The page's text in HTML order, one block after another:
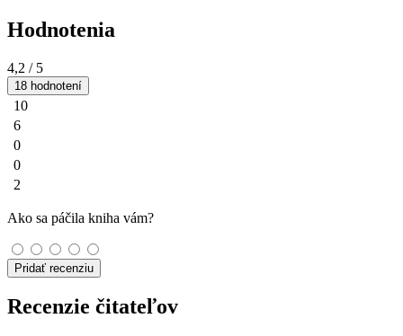
Hodnotenia
4,2 / 5
18 hodnotení
10
6
0
0
2
Ako sa páčila kniha vám?
Pridať recenziu
Recenzie čitateľov